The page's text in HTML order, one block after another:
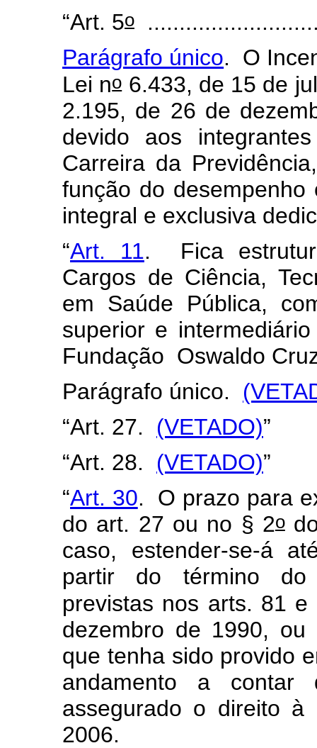
“Art. 5o
Parágrafo único. O
Lei no6.433, de 15 de
2.195, de 26 de
devido aos
Carreira da
função do
integral e exclusiva
“Art. 11. Fica
Cargos de Ciência,
em Saúde Pública,
superior e
Fundação Oswaldo
Parágrafo único.
“Art. 27. (VETADO)”
“Art. 28. (VETADO)”
“Art. 30. O prazo para
do art. 27 ou no § 2o
caso, estender-se-á
partir do término do
previstas nos arts. 81
dezembro de 1990,
que tenha sido provido
andamento a
assegurado o direito
2006.